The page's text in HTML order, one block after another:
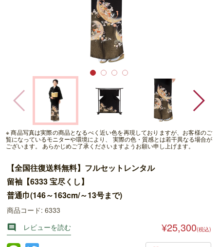
※ 商品写真は実際の商品となるべく近い色を再現しておりますが、お客様のご
覧になっているモニターや環境により、 実際の色・質感とは若干異なる場合が
ございます。 あらかじめご了承くださいますようお願い申し上げます。
【全国往復送料無料】フルセットレンタル
留袖【6333 宝尽くし】
普通巾(146～163cm/～13号まで)
商品コード: 6333

レビューを読む ¥25,300(税込)